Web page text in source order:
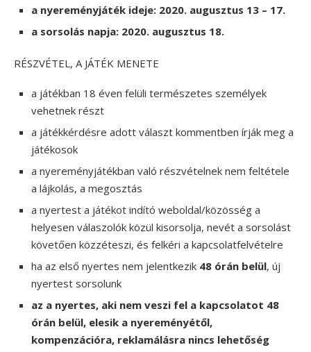
a nyereményjáték ideje: 2020. augusztus 13 – 17.
a sorsolás napja: 2020. augusztus 18.
RÉSZVÉTEL, A JÁTÉK MENETE
a játékban 18 éven felüli természetes személyek
vehetnek részt
a játékkérdésre adott választ kommentben írják meg a
játékosok
a nyereményjátékban való részvételnek nem feltétele
a lájkolás, a megosztás
a nyertest a játékot indító weboldal/közösség a
helyesen válaszolók közül kisorsolja, nevét a sorsolást
követően közzéteszi, és felkéri a kapcsolatfelvételre
ha az első nyertes nem jelentkezik 48 órán belül, új
nyertest sorsolunk
az a nyertes, aki nem veszi fel a kapcsolatot 48
órán belül, elesik a nyereményétől,
kompenzációra, reklamálásra nincs lehetőség